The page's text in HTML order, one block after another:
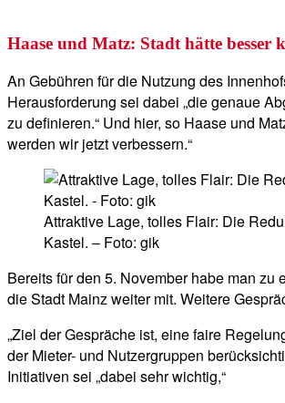
Haase und Matz: Stadt hätte besser
An Gebühren für die Nutzung des
Herausforderung sei dabei „die genaue
zu definieren.“ Und hier, so Haase und
werden wir jetzt verbessern.“
Attraktive Lage, tolles Flair: Die
Kastel. – Foto: gik
Bereits für den 5. November habe man
die Stadt Mainz weiter mit. Weitere
„Ziel der Gespräche ist, eine faire
der Mieter- und Nutzergruppen
Initiativen sei „dabei sehr wichtig,“